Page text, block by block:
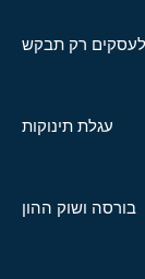
לעסקים רק תבקש
עגלת תינוקות
בורסה ושוק ההון